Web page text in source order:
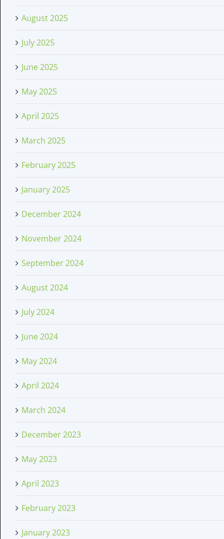
August 2025
July 2025
June 2025
May 2025
April 2025
March 2025
February 2025
January 2025
December 2024
November 2024
September 2024
August 2024
July 2024
June 2024
May 2024
April 2024
March 2024
December 2023
May 2023
April 2023
February 2023
January 2023